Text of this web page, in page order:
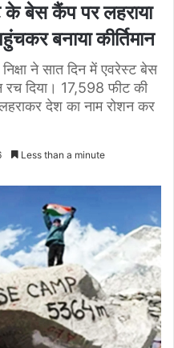
के बेस कैंप पर लहराया
बनाया कीर्तिमान
ने सात दिन में एवरेस्ट बेस
रच दिया। 17,598 फीट की
देश का नाम रोशन कर
Less than a minute